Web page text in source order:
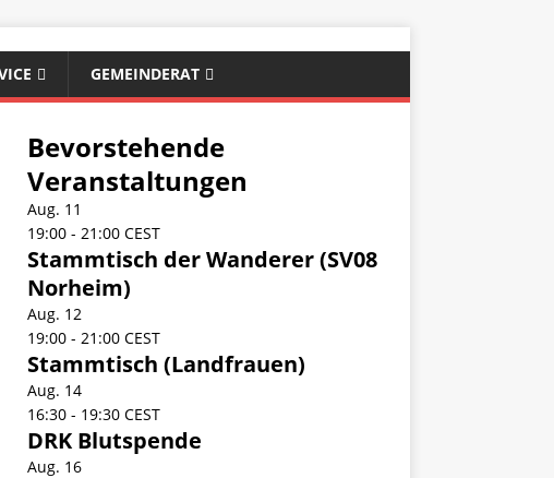
GEMEINDERAT
Bevorstehende
Veranstaltungen
Aug. 11
19:00- 21:00 CEST
Stammtisch der Wanderer (SV08
Norheim)
Aug. 12
19:00- 21:00 CEST
Stammtisch (Landfrauen)
Aug. 14
16:30- 19:30 CEST
DRK Blutspende
Aug. 16